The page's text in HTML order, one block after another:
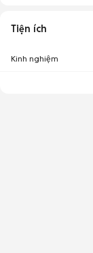
Tiện ích
Kinh nghiệm